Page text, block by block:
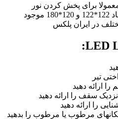
برای پخش کردن نور
استفاده میشوند که در ابعاد 122*122 و 120*180 موجود
در ایران پلکس
تیر
ارائه دهید
سقف را ارائه دهید
را ارائه دهید
مرطوب یا مرطوب را بدهید